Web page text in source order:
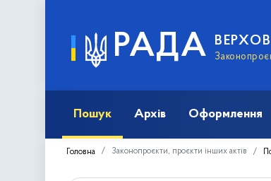
РАДА
Пошук Архів Оформлення
Головна Законопроєкти, проєкти інших актів